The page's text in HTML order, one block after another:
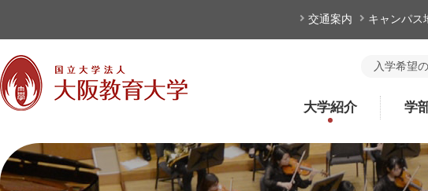
交通案内 キャンパス
入学希望
大学紹介 学